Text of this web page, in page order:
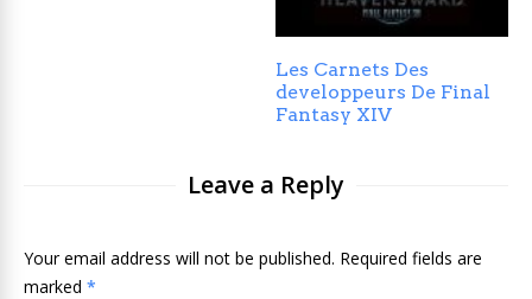
Les Carnets Des
developpeurs De Final
Fantasy XIV
Leave a Reply
Your email address will not be published. Required fields are
marked *